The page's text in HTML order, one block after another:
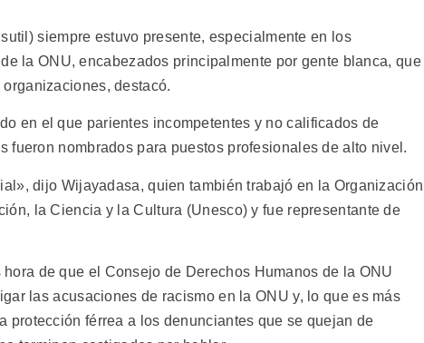
siempre estuvo presente, especialmente en los
la ONU, encabezados principalmente por gente blanca, que
destacó.
en el que parientes incompetentes y no calificados de
fueron nombrados para puestos profesionales de alto nivel.
dijo Wijayadasa, quien también trabajó en la Organización
la Ciencia y la Cultura (Unesco) y fue representante de
de que el Consejo de Derechos Humanos de la ONU
las acusaciones de racismo en la ONU y, lo que es más
protección férrea a los denunciantes que se quejan de